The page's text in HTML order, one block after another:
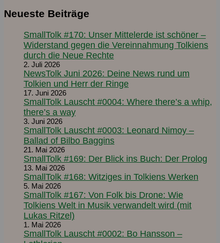
Neueste Beiträge
SmallTolk #170: Unser Mittelerde ist schöner –
Widerstand gegen die Vereinnahmung Tolkiens
durch die Neue Rechte
2. Juli 2026
NewsTolk Juni 2026: Deine News rund um
Tolkien und Herr der Ringe
17. Juni 2026
SmallTolk Lauscht #0004: Where there’s a whip,
there’s a way
3. Juni 2026
SmallTolk Lauscht #0003: Leonard Nimoy –
Ballad of Bilbo Baggins
21. Mai 2026
SmallTolk #169: Der Blick ins Buch: Der Prolog
13. Mai 2026
SmallTolk #168: Witziges in Tolkiens Werken
5. Mai 2026
SmallTolk #167: Von Folk bis Drone: Wie
Tolkiens Welt in Musik verwandelt wird (mit
Lukas Ritzel)
1. Mai 2026
SmallTolk Lauscht #0002: Bo Hansson –